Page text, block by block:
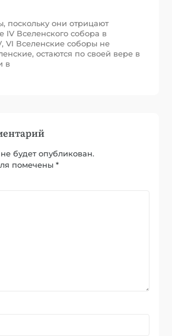
поскольку они отрицают
IV Вселенского собора в
VI Вселенские соборы не
остаются по своей вере в
в
будет опубликован.
помечены*